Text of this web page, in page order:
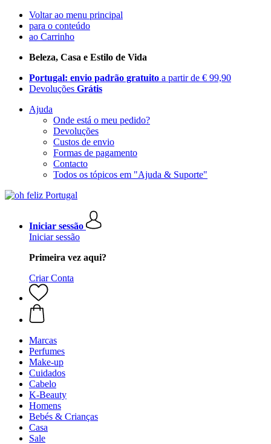
Voltar ao menu principal
para o conteúdo
ao Carrinho
Beleza, Casa e Estilo de Vida
Portugal: envio padrão gratuito a partir de € 99,90
Devoluções Grátis
Ajuda
Onde está o meu pedido?
Devoluções
Custos de envio
Formas de pagamento
Contacto
Todos os tópicos em "Ajuda & Suporte"
Iniciar sessão
Iniciar sessão
Primeira vez aqui?
Criar Conta
Marcas
Perfumes
Make-up
Cuidados
Cabelo
K-Beauty
Homens
Bebés & Crianças
Casa
Sale